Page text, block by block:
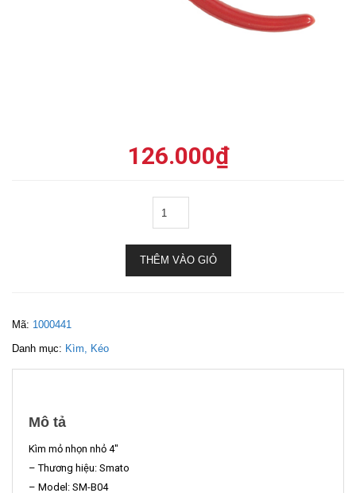
126.000₫
THÊM VÀO GIỎ
Mã: 1000441
Danh mục: Kìm, Kéo
Mô tả
Kìm mỏ nhọn nhỏ 4″
– Thương hiệu: Smato
– Model: SM-B04